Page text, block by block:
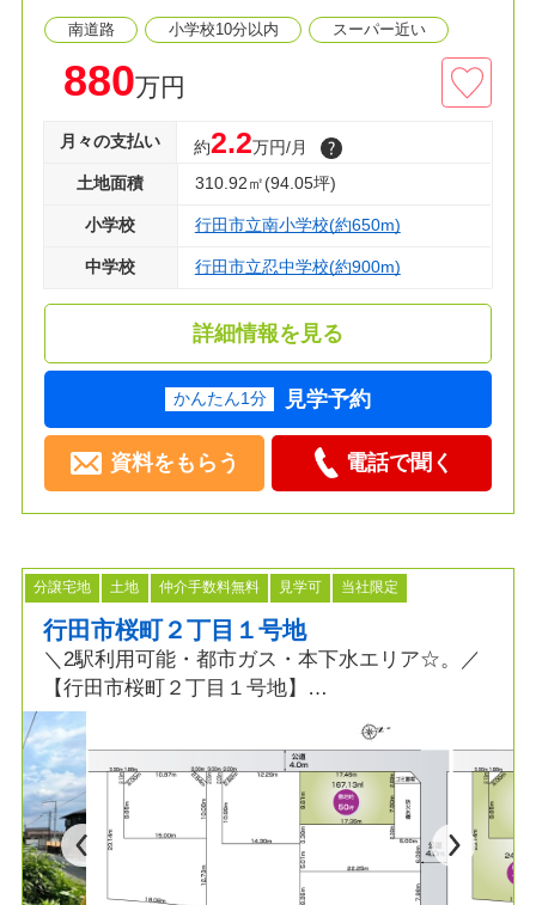
◆ベイシア 徒歩４分
◆白鳩保育園 徒歩４分
ださい！
南道路 小学校10分以内 スーパー近い
880万円
月々の支払い 約2.2万円/月
土地面積 310.92㎡(94.05坪)
小学校 行田市立南小学校(約650m)
中学校 行田市立忍中学校(約900m)
詳細情報を見る
かんたん1分 見学予約
資料をもらう 電話で聞く
分譲宅地 土地 仲介手数料無料 見学可 当社限定
行田市桜町２丁目１号地
＼2駅利用可能・都市ガス・本下水エリア☆。／
【行田市桜町２丁目１号地】
≫POINT
◆買い物便利な環境
◆徒歩・車・電車でも利便性の高い立地
◆小中学校徒歩圏内で通学にも安心
◆経済的な都市ガス・本下水エリア